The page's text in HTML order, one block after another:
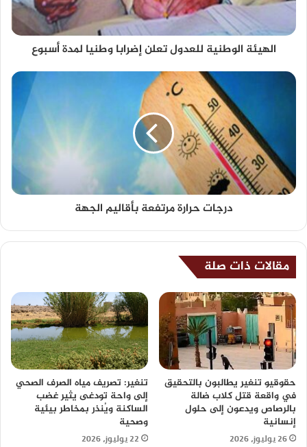
الهيئة الوطنية للعدول تعلن إضرابا وطنيا لمدة أسبوع
درجات حرارة مرتفعة بأقاليم الجهة
مقالات ذات صلة
حقوقيو تنغير يطالبون بالتحقيق
في واقعة قتل كلاب ضالة
بالرصاص ويدعون إلى حلول
إنسانية
26 يوليوز، 2026
تنغير: تصريف مياه الصرف الصحي
إلى واحة تودغى يثير غضب
الساكنة ويُنذر بمخاطر بيئية
وصحية
22 يوليوز، 2026